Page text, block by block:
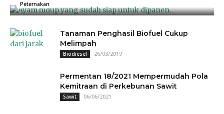
Peternakan
Tanaman Penghasil Biofuel Cukup
Melimpah
Biodiesel 26/03/2019
Permentan 18/2021 Mempermudah Pola
Kemitraan di Perkebunan Sawit
Sawit 06/06/2021